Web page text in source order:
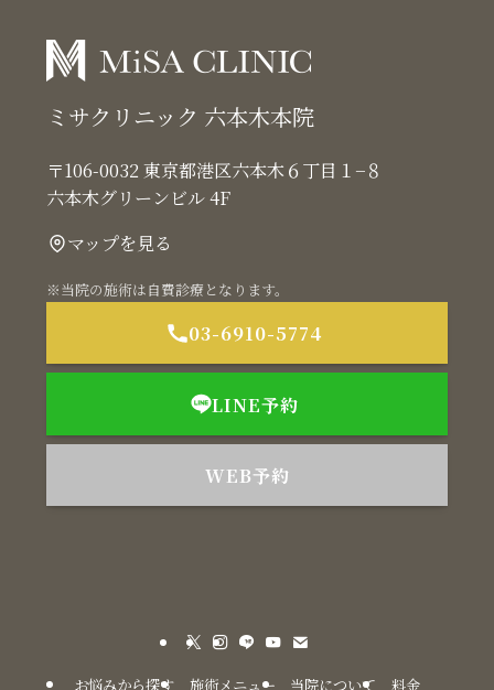
ミサクリニック 六本木本院
〒106-0032 東京都港区六本木６丁目１−８
六本木グリーンビル 4F
マップを見る
※当院の施術は自費診療となります。
03-6910-5774
LINE予約
WEB予約
お悩みから探す 施術メニュー 当院について 料金